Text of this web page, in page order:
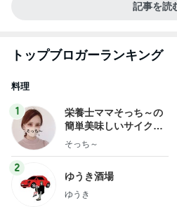
記事を読
トップブロガーランキング
料理
1
栄養士ママそっち～の
簡単美味しいサイクル
献立
そっち～
2
ゆうき酒場
ゆうき